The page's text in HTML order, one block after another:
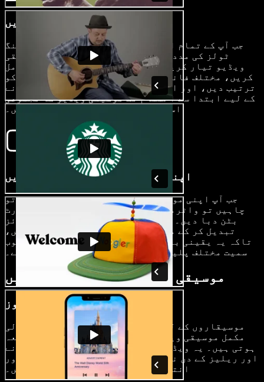
اپنی موسیقی ویڈیو تیار کریں
جب آپ کے تمام اثاثے امپورٹ ہو جائیں تو ایڈیٹنگ
ٹولز کی مدد سے تخلیقی انداز میں اپنی موسیقی
ویڈیو تیار کریں۔ ٹرانزیشنز اور سب ٹائٹلز شامل
کریں، مختلف فانٹس آزما کر دیکھیں، ویڈیو کلپس کو
ترتیب دیں، اور اپنی موسیقی کے انداز سے میل کھانے
کے لیے ابتدا سے اختتام تک موسیقی ویڈیو کا مجموعی
اسٹائل اپنی پسند کے مطابق ڈھالیں۔
اپنی موسیقی ویڈیو ایکسپورٹ کریں
جب آپ اپنی موسیقی ویڈیو سے مطمئن ہو جائیں، تو
چاہیں تو واٹرمارک شامل کریں یا سیدھا ایکسپورٹ
بٹن دبا دیں۔ آپ آسانی سے موسیقی ویڈیو کا سائز
تبدیل کر کے مختلف فارمیٹس منتخب کر سکتے ہیں،
تاکہ یہ یقینی بنایا جا سکے کہ آپ کی ویڈیو یوٹیوب
سمیت مختلف پلیٹ فارمز پر بہترین انداز میں چلے۔
موسیقی ویڈیوز کب استعمال کریں
ٹیزر موسیقی ویڈیوز
موسیقاروں کے لیے، ٹیزر موسیقی ویڈیوز آنے والی
مکمل موسیقی ویڈیوز کی پروموشن کا بہترین ذریعہ
ہوتی ہیں۔ یہ ویڈیوز شائقین میں جوش و خروش بڑھانے
اور ریلیز کے دن نئی موسیقی ویڈیوز کے لیے تجسس اور